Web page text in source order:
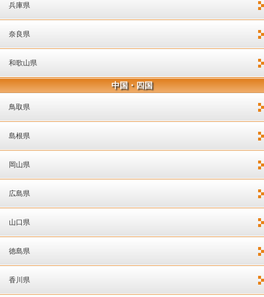
兵庫県
奈良県
和歌山県
中国・四国
鳥取県
島根県
岡山県
広島県
山口県
徳島県
香川県